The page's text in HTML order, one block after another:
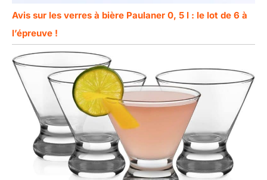
Avis sur les verres à bière Paulaner 0, 5 l : le lot de 6 à
l’épreuve !